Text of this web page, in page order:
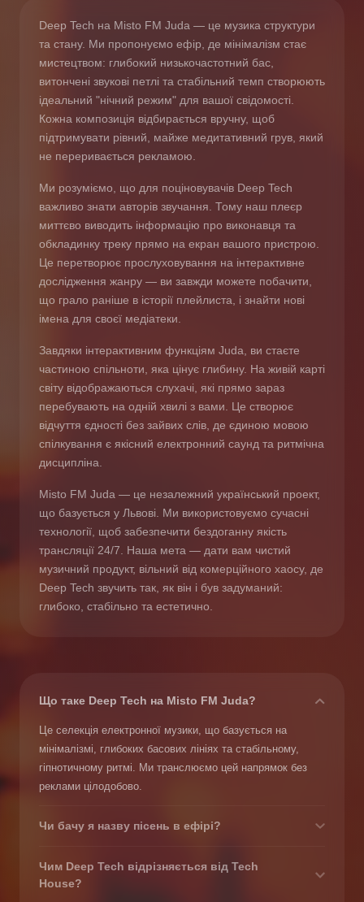
Deep Tech на Misto FM Juda — це музика структури
та стану. Ми пропонуємо ефір, де мінімалізм стає
мистецтвом: глибокий низькочастотний бас,
витончені звукові петлі та стабільний темп створюють
ідеальний "нічний режим" для вашої свідомості.
Кожна композиція відбирається вручну, щоб
підтримувати рівний, майже медитативний грув, який
не переривається рекламою.
Ми розуміємо, що для поціновувачів Deep Tech
важливо знати авторів звучання. Тому наш плеєр
миттєво виводить інформацію про виконавця та
обкладинку треку прямо на екран вашого пристрою.
Це перетворює прослуховування на інтерактивне
дослідження жанру — ви завжди можете побачити,
що грало раніше в історії плейлиста, і знайти нові
імена для своєї медіатеки.
Завдяки інтерактивним функціям Juda, ви стаєте
частиною спільноти, яка цінує глибину. На живій карті
світу відображаються слухачі, які прямо зараз
перебувають на одній хвилі з вами. Це створює
відчуття єдності без зайвих слів, де єдиною мовою
спілкування є якісний електронний саунд та ритмічна
дисципліна.
Misto FM Juda — це незалежний український проект,
що базується у Львові. Ми використовуємо сучасні
технології, щоб забезпечити бездоганну якість
трансляції 24/7. Наша мета — дати вам чистий
музичний продукт, вільний від комерційного хаосу, де
Deep Tech звучить так, як він і був задуманий:
глибоко, стабільно та естетично.
Що таке Deep Tech на Misto FM Juda?
Це селекція електронної музики, що базується на
мінімалізмі, глибоких басових лініях та стабільному,
гіпнотичному ритмі. Ми транслюємо цей напрямок без
реклами цілодобово.
Чи бачу я назву пісень в ефірі?
поточної композиції, ім’я виконавця та обкладинка
Чим Deep Tech відрізняється від Tech
House?